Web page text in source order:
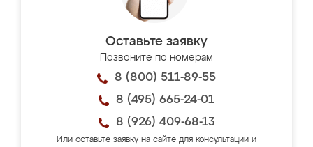
Оставьте заявку
Позвоните по номерам
8 (800) 511-89-55
8 (495) 665-24-01
8 (926) 409-68-13
Или оставьте заявку на сайте для консультации и